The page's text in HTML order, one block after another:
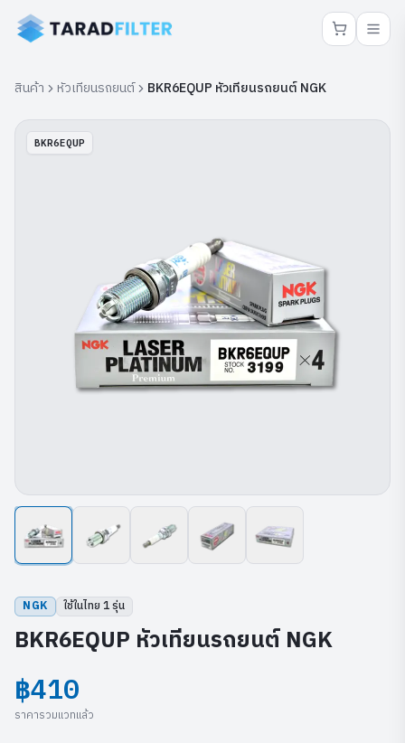
สินค้า หัวเทียนรถยนต์ BKR6EQUP หัวเทียนรถยนต์ NGK
BKR6EQUP
NGK ใช้ในไทย 1รุ่น
BKR6EQUP หัวเทียนรถยนต์ NGK
฿410
ราคารวมแวทแล้ว